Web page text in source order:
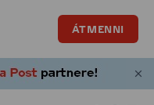
ÁTMENNI